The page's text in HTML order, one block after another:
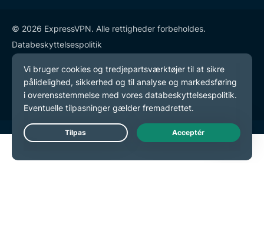
© 2026 ExpressVPN. Alle rettigheder forbeholdes.
Databeskyttelsespolitik
Tjenestevilkår
Cookie-præferencer
Live Chat